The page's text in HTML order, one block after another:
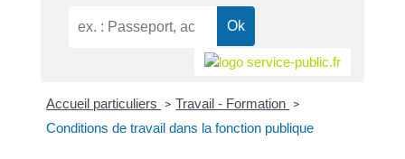
Accueil particuliers > Travail - Formation >
Conditions de travail dans la fonction publique